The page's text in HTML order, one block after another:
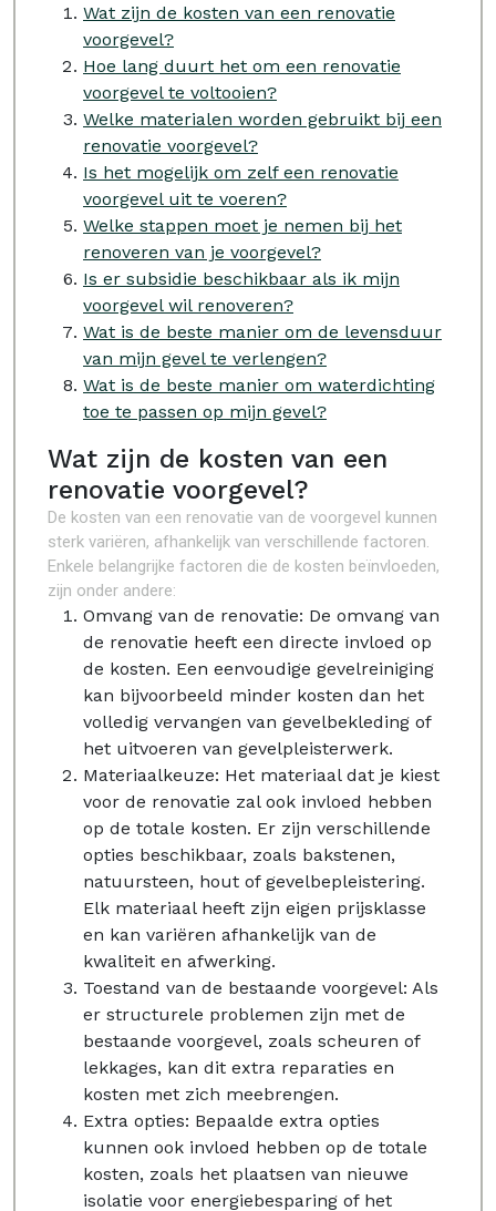
Wat zijn de kosten van een renovatie
voorgevel?
Hoe lang duurt het om een renovatie
voorgevel te voltooien?
Welke materialen worden gebruikt bij een
renovatie voorgevel?
Is het mogelijk om zelf een renovatie
voorgevel uit te voeren?
Welke stappen moet je nemen bij het
renoveren van je voorgevel?
Is er subsidie beschikbaar als ik mijn
voorgevel wil renoveren?
Wat is de beste manier om de levensduur
van mijn gevel te verlengen?
Wat is de beste manier om waterdichting
toe te passen op mijn gevel?
Wat zijn de kosten van een
renovatie voorgevel?
De kosten van een renovatie van de voorgevel kunnen
sterk variëren, afhankelijk van verschillende factoren.
Enkele belangrijke factoren die de kosten beïnvloeden,
zijn onder andere:
Omvang van de renovatie: De omvang van
de renovatie heeft een directe invloed op
de kosten. Een eenvoudige gevelreiniging
kan bijvoorbeeld minder kosten dan het
volledig vervangen van gevelbekleding of
het uitvoeren van gevelpleisterwerk.
Materiaalkeuze: Het materiaal dat je kiest
voor de renovatie zal ook invloed hebben
op de totale kosten. Er zijn verschillende
opties beschikbaar, zoals bakstenen,
natuursteen, hout of gevelbepleistering.
Elk materiaal heeft zijn eigen prijsklasse
en kan variëren afhankelijk van de
kwaliteit en afwerking.
Toestand van de bestaande voorgevel: Als
er structurele problemen zijn met de
bestaande voorgevel, zoals scheuren of
lekkages, kan dit extra reparaties en
kosten met zich meebrengen.
Extra opties: Bepaalde extra opties
kunnen ook invloed hebben op de totale
kosten, zoals het plaatsen van nieuwe
isolatie voor energiebesparing of het